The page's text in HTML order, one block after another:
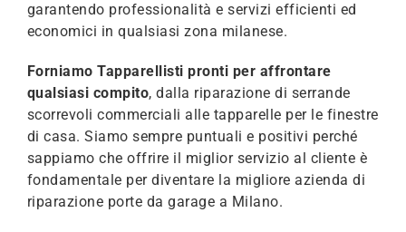
garantendo professionalità e servizi efficienti ed
economici in qualsiasi zona milanese.
Forniamo Tapparellisti pronti per affrontare
qualsiasi compito, dalla riparazione di serrande
scorrevoli commerciali alle tapparelle per le finestre
di casa. Siamo sempre puntuali e positivi perché
sappiamo che offrire il miglior servizio al cliente è
fondamentale per diventare la migliore azienda di
riparazione porte da garage a Milano.